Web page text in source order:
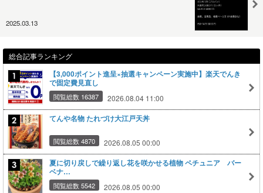
2025.03.13
総合記事ランキング
【3,000ポイント進呈×抽選キャンペーン実施中】楽天でんき
で固定費見直し
閲覧総数 16387 2026.08.04 11:00
てんや名物 たれづけ大江戸天丼
閲覧総数 4870 2026.08.05 00:00
夏に切り戻しで繰り返し花を咲かせる植物 ペチュニア バー
ベナ…
閲覧総数 5542 2026.08.05 00:00